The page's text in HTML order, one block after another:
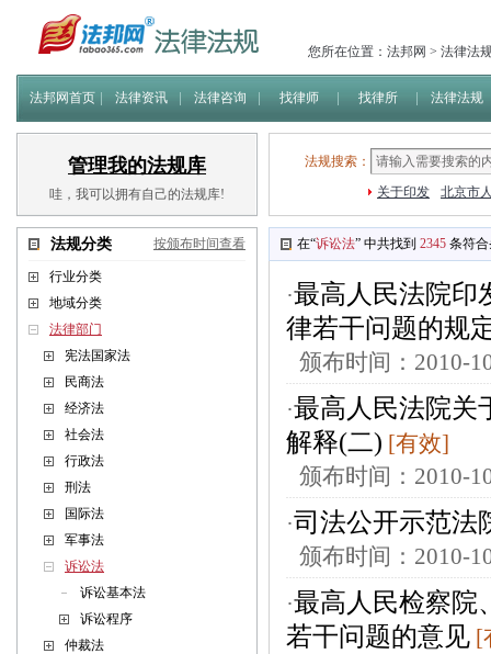
您所在位置： 法邦网 > 法律法
法邦网首页 法律资讯 法律咨询 找律师 找律所 法律法规
管理我的法规库
哇，我可以拥有自己的法规库!
法规分类 按颁布时间查看
行业分类
地域分类
法律部门
宪法国家法
民商法
经济法
社会法
行政法
刑法
国际法
军事法
诉讼法
诉讼基本法
诉讼程序
仲裁法
法规搜索：
关于印发
北京市
在“诉讼法” 中共找到 2345 条符
·最高人民法院印
律若干问题的规
颁布时间：2010-
·最高人民法院关
解释(二) [有效]
颁布时间：2010-
·司法公开示范法
颁布时间：2010-
·最高人民检察院
若干问题的意见 [